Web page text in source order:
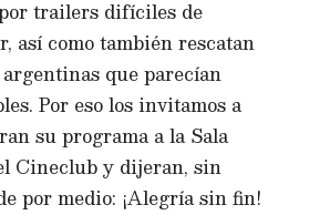
trailers difíciles de
así como también rescatan
que parecían
Por eso los invitamos a
su programa a la Sala
Cineclub y dijeran, sin
por medio: ¡Alegría sin fin!